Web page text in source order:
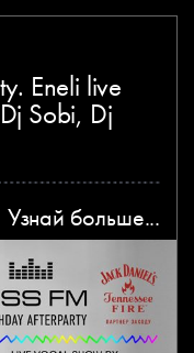
Eneli live
Sobi, Dj
Узнай больше...